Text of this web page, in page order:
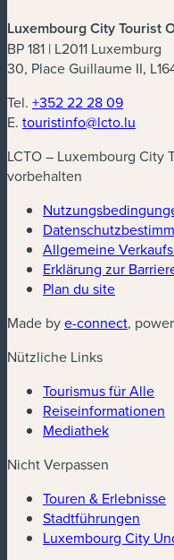
Luxembourg City Tourist
BP 181 | L2011 Luxemburg
30, Place Guillaume II,
Tel. +352 22 28 09
E. touristinfo@lcto.lu
LCTO – Luxembourg City
vorbehalten
Allgemeine
Erklärung zur
Plan du site
Made bye-connect(neues
,
Nützliche Links
Tourismus für Alle
Reiseinformationen
Mediathek
Nicht Verpassen
Touren & Erlebnisse
Stadtführungen
Luxembourg City